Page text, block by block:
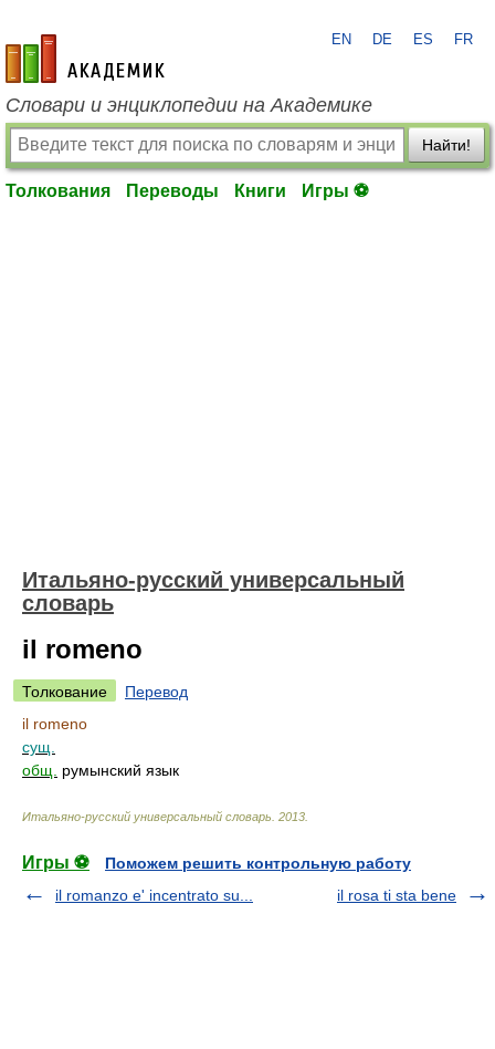
academic.ru
EN DE ES FR
Словари и энциклопедии на Академике
Найти!
Толкования Переводы Книги Игры ⚽
Итальяно-русский универсальный
словарь
il romeno
Толкование
Перевод
il romeno
сущ.
общ.
румынский язык
Итальяно-русский универсальный словарь 2013
Игры ⚽
Поможем решить контрольную работу
il romanzo e' incentrato su...
il rosa ti sta bene